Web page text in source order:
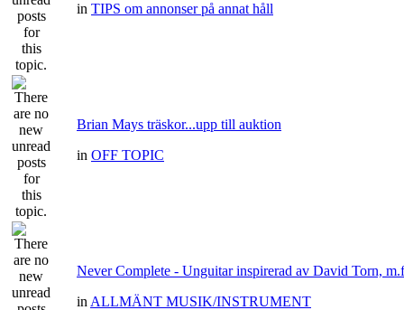
in TIPS om annonser på annat håll
Brian Mays träskor...upp till auktion
in OFF TOPIC
Never Complete - Unguitar inspirerad av David Torn,
in ALLMÄNT MUSIK/INSTRUMENT